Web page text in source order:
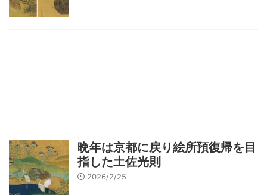
晩年は京都に戻り絵所預復帰を目
指した土佐光則
2026/2/25